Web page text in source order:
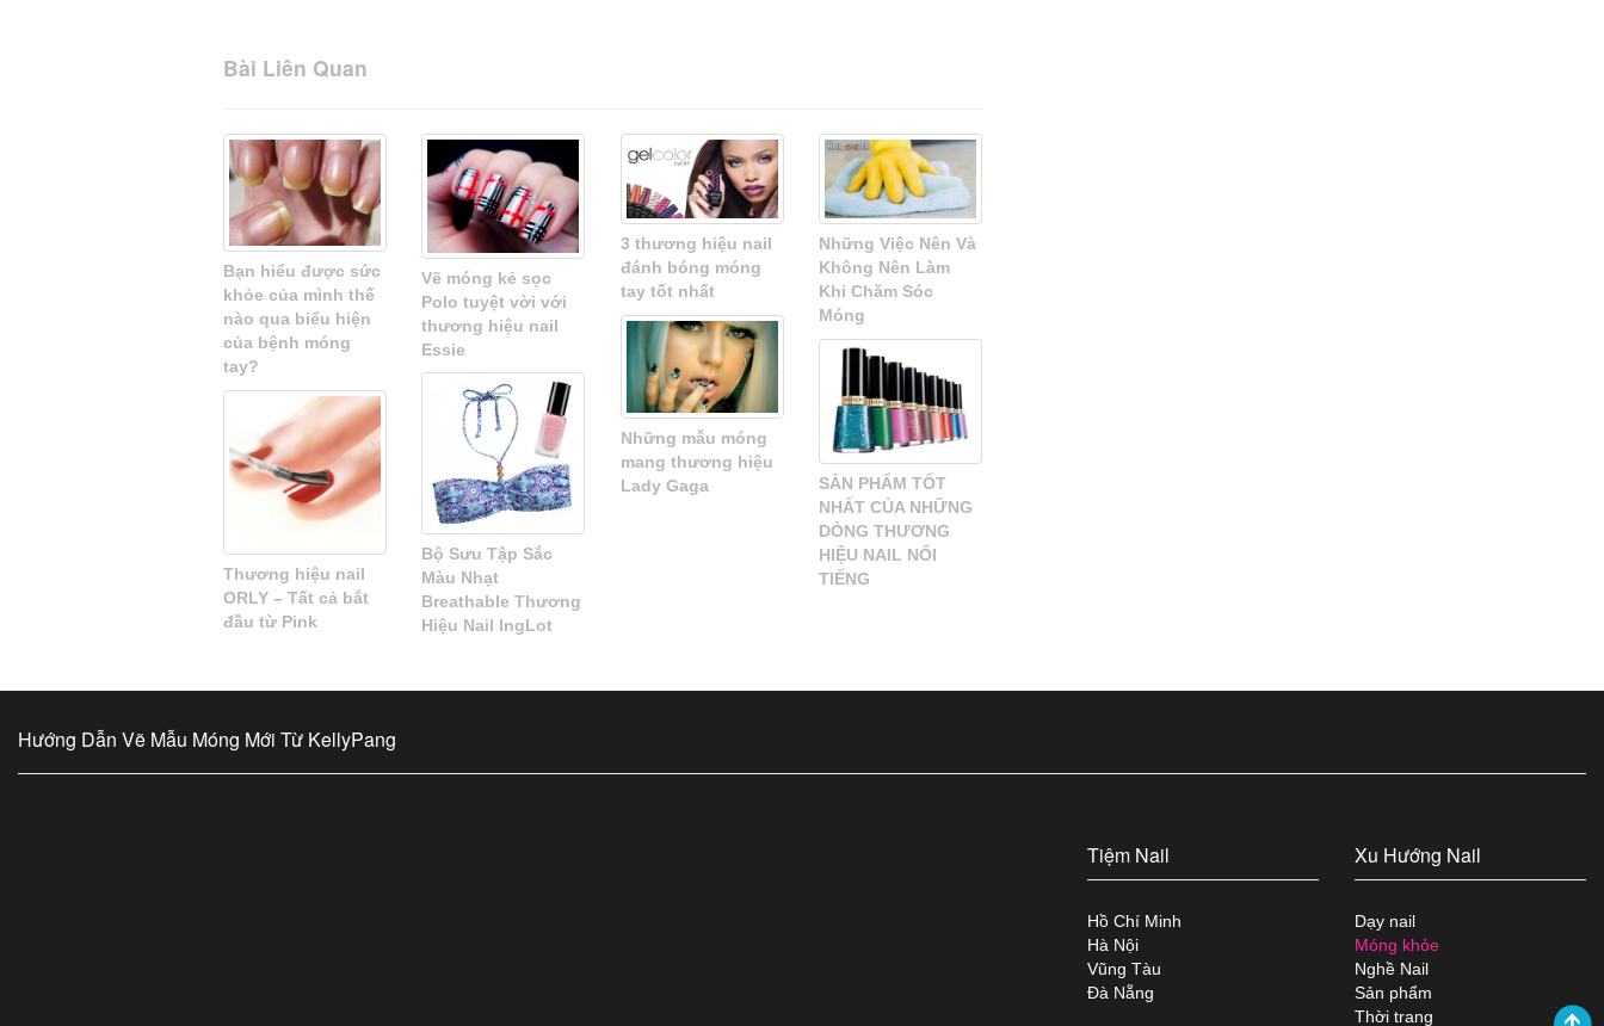
Bài Liên Quan
Bạn hiểu được sức
khỏe của mình thế
nào qua biểu hiện
của bệnh móng
tay?
Vẽ móng kẻ sọc
Polo tuyệt vời với
thương hiệu nail
Essie
3 thương hiệu nail
đánh bóng móng
tay tốt nhất
Những Việc Nên Và
Không Nên Làm
Khi Chăm Sóc
Móng
Những mẫu móng
mang thương hiệu
Lady Gaga
SẢN PHẨM TỐT
NHẤT CỦA NHỮNG
DÒNG THƯƠNG
HIỆU NAIL NỔI
TIẾNG
Bộ Sưu Tập Sắc
Màu Nhạt
Breathable Thương
Hiệu Nail IngLot
Thương hiệu nail
ORLY – Tất cả bắt
đầu từ Pink
Hướng Dẫn Vẽ Mẫu Móng Mới Từ KellyPang
Tiệm Nail
Hồ Chí Minh
Hà Nội
Vũng Tàu
Đà Nẵng
Xu Hướng Nail
Dạy nail
Móng khỏe
Nghề Nail
Sản phẩm
Thời trang